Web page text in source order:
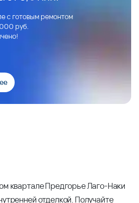
с готовым ремонтом
руб.
квартале Предгорье Лаго-Наки
отделкой. Получайте